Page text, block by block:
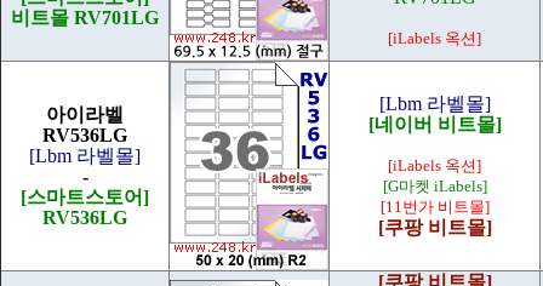
비트몰 RV701LG
[iLabels 옥션]
아이라벨
RV536LG
[Lbm 라벨몰]
-
[스마트스토어]
RV536LG
[Lbm 라벨몰]
[네이버 비트몰]
[iLabels 옥션]
[G마켓 iLabels]
[11번가 비트몰]
[쿠팡 비트몰]
[쿠팡 비트몰]